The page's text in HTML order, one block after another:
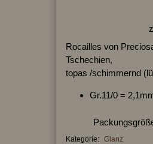
Rocailles von
Tschechien,
topas /schimmernd
Gr.11/0 =
Kategorie: Glanz